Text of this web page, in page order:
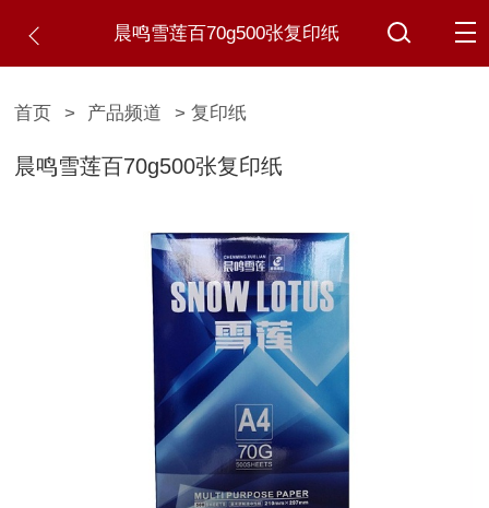
晨鸣雪莲百70g500张复印纸
首页 > 产品频道 > 复印纸
晨鸣雪莲百70g500张复印纸